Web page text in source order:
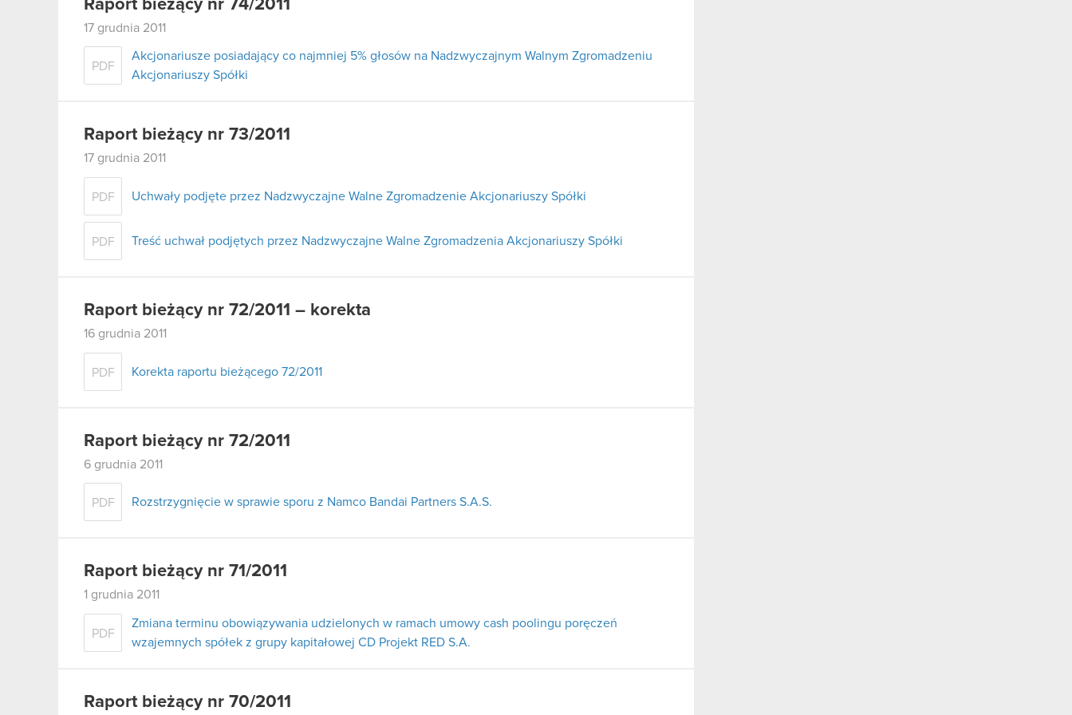
Raport bieżący nr 74/2011
17 grudnia 2011
PDF
Akcjonariusze posiadający co najmniej 5% głosów na Nadzwyczajnym Walnym Zgromadzeniu
Akcjonariuszy Spółki
Raport bieżący nr 73/2011
17 grudnia 2011
PDF Uchwały podjęte przez Nadzwyczajne Walne Zgromadzenie Akcjonariuszy Spółki
PDF Treść uchwał podjętych przez Nadzwyczajne Walne Zgromadzenia Akcjonariuszy Spółki
Raport bieżący nr 72/2011 – korekta
16 grudnia 2011
PDF Korekta raportu bieżącego 72/2011
Raport bieżący nr 72/2011
6 grudnia 2011
PDF Rozstrzygnięcie w sprawie sporu z Namco Bandai Partners S.A.S.
Raport bieżący nr 71/2011
1 grudnia 2011
PDF
Zmiana terminu obowiązywania udzielonych w ramach umowy cash poolingu poręczeń
wzajemnych spółek z grupy kapitałowej CD Projekt RED S.A.
Raport bieżący nr 70/2011